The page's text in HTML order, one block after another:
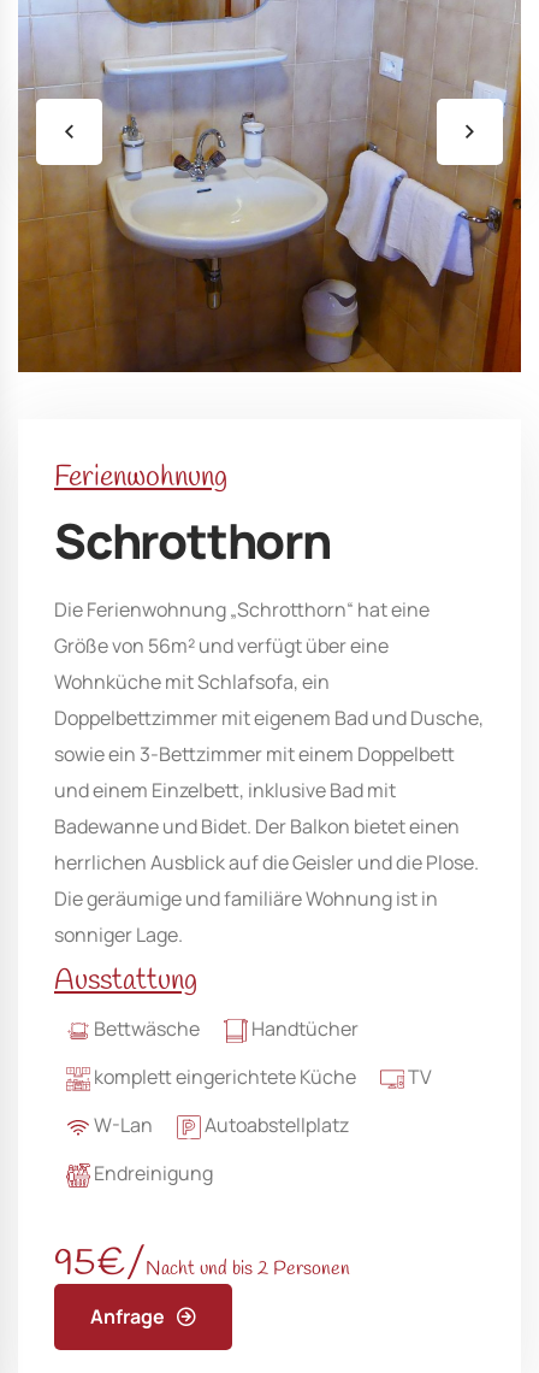
Ferienwohnung
Schrotthorn
Die Ferienwohnung „Schrotthorn“ hat eine
Größe von 56m² und verfügt über eine
Wohnküche mit Schlafsofa, ein
Doppelbettzimmer mit eigenem Bad und Dusche,
sowie ein 3-Bettzimmer mit einem Doppelbett
und einem Einzelbett, inklusive Bad mit
Badewanne und Bidet. Der Balkon bietet einen
herrlichen Ausblick auf die Geisler und die Plose.
Die geräumige und familiäre Wohnung ist in
sonniger Lage.
Ausstattung
Bettwäsche
Handtücher
komplett eingerichtete Küche
TV
W-Lan
Autoabstellplatz
Endreinigung
95€/Nacht und bis 2 Personen
Anfrage